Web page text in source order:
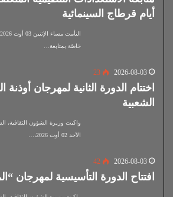
أيام قرطاج السينمائية
خاصّة بمتابعة…
2026-08-03
23
اختتام الدورة الثانية لمهرجان أوذنة
الشعبية
واكبت وزيرة الشؤون الثقافية،
الأحد 02 أوت 2026،…
2026-08-03
42
افتتاح الدورة التأسيسية لمهرجان